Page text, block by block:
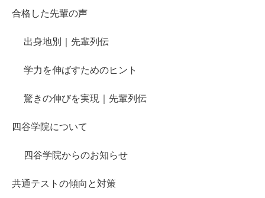
合格した先輩の声
出身地別｜先輩列伝
学力を伸ばすためのヒント
驚きの伸びを実現｜先輩列伝
四谷学院について
四谷学院からのお知らせ
共通テストの傾向と対策